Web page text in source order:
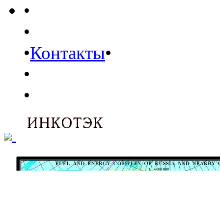
•
•
•Контакты•
•
•